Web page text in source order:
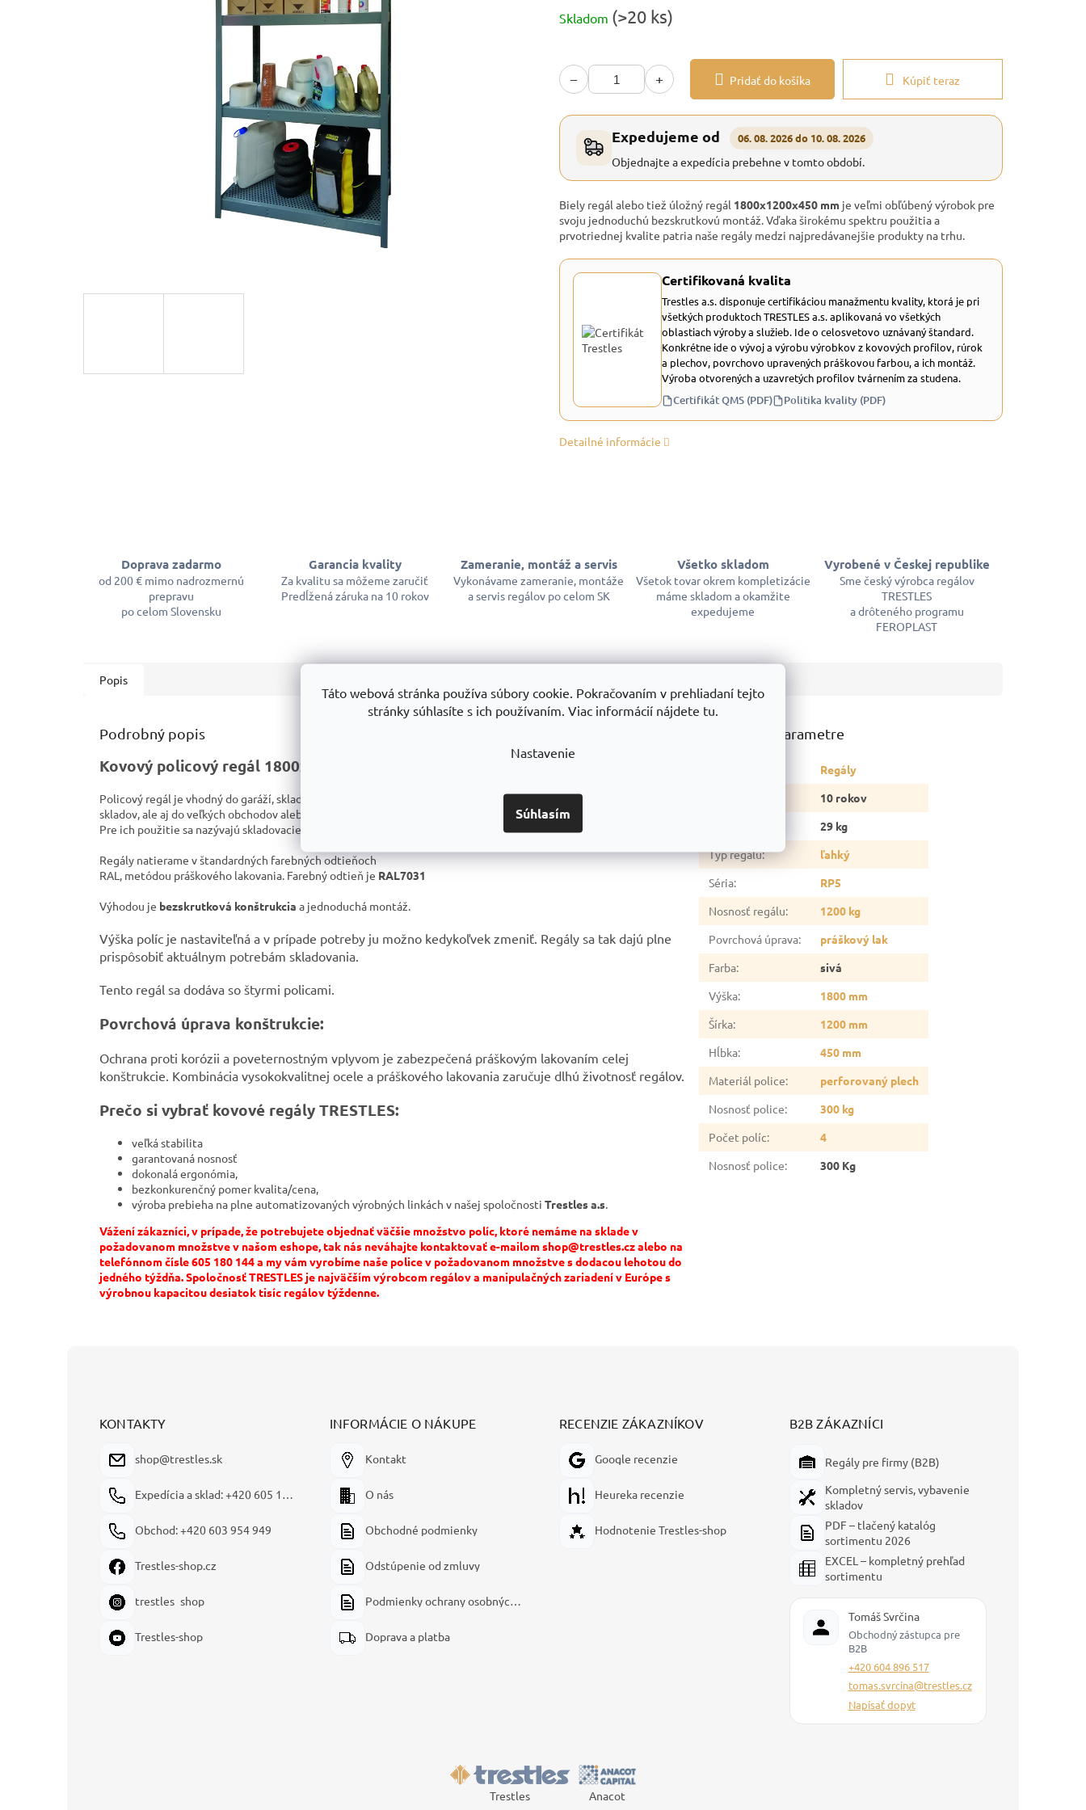
Táto webová stránka používa súbory cookie. Pokračovaním v prehliadaní tejto
stránky súhlasíte s ich používaním. Viac informácií nájdete tu.
Nastavenie
Súhlasím
cena:
Skladom (>20 ks)
− + Pridať do košíka Kúpiť teraz
Expedujeme od 06. 08. 2026 do 10. 08. 2026
Objednajte a expedícia prebehne v tomto období.
Biely regál alebo tiež úložný regál 1800x1200x450 mm je veľmi obľúbený výrobok pre
svoju jednoduchú bezskrutkovú montáž. Vďaka širokému spektru použitia a
prvotriednej kvalite patria naše regály medzi najpredávanejšie produkty na trhu.
Certifikovaná kvalita
Trestles a.s. disponuje certifikáciou manažmentu kvality, ktorá je pri
všetkých produktoch TRESTLES a.s. aplikovaná vo všetkých
oblastiach výroby a služieb. Ide o celosvetovo uznávaný štandard.
Konkrétne ide o vývoj a výrobu výrobkov z kovových profilov, rúrok
a plechov, povrchovo upravených práškovou farbou, a ich montáž.
Výroba otvorených a uzavretých profilov tvárnením za studena.
Certifikát QMS (PDF) Politika kvality (PDF)
Detailné informácie
Doprava zadarmo
od 200 € mimo nadrozmernú
prepravu
po celom Slovensku
Garancia kvality
Za kvalitu sa môžeme zaručiť
Predĺžená záruka na 10 rokov
Zameranie, montáž a servis
Vykonávame zameranie, montáže
a servis regálov po celom SK
Všetko skladom
Všetok tovar okrem kompletizácie
máme skladom a okamžite
expedujeme
Vyrobené v Českej republike
Sme český výrobca regálov
TRESTLES
a drôteného programu
FEROPLAST
Popis
Podrobný popis
Kovový policový regál 1800x1200x450 mm s nosnosťou 1200 kg
Policový regál je vhodný do garáží, skladov, obchodov, pivníc, dielní, archívov, kancelárií alebo aj do potravinových
skladov, ale aj do veľkých obchodov alebo priemyslu.
Pre ich použitie sa nazývajú skladovacie regály.
Regály natierame v štandardných farebných odtieňoch
RAL, metódou práškového lakovania. Farebný odtieň je RAL7031
Výhodou je bezskrutková konštrukcia a jednoduchá montáž.
Výška políc je nastaviteľná a v prípade potreby ju možno kedykoľvek zmeniť. Regály sa tak dajú plne
prispôsobiť aktuálnym potrebám skladovania.
Tento regál sa dodáva so štyrmi policami.
Povrchová úprava konštrukcie:
Ochrana proti korózii a poveternostným vplyvom je zabezpečená práškovým lakovaním celej
konštrukcie. Kombinácia vysokokvalitnej ocele a práškového lakovania zaručuje dlhú životnosť regálov.
Prečo si vybrať kovové regály TRESTLES:
veľká stabilita
garantovaná nosnosť
dokonalá ergonómia,
bezkonkurenčný pomer kvalita/cena,
výroba prebieha na plne automatizovaných výrobných linkách v našej spoločnosti Trestles a.s.
Vážení zákazníci, v prípade, že potrebujete objednať väčšie množstvo políc, ktoré nemáme na sklade v
požadovanom množstve v našom eshope, tak nás neváhajte kontaktovať e-mailom shop@trestles.cz alebo na
telefónnom čísle 605 180 144 a my vám vyrobíme naše police v požadovanom množstve s dodacou lehotou do
jedného týždňa. Spoločnosť TRESTLES je najväčším výrobcom regálov a manipulačných zariadení v Európe s
výrobnou kapacitou desiatok tisíc regálov týždenne.
Dodatočné parametre
Regály
10 rokov
29 kg
Typ regálu:
ľahký
Séria:
RP5
Nosnosť regálu:
1200 kg
Povrchová úprava:
práškový lak
Farba:
sivá
Výška:
1800 mm
Šírka:
1200 mm
Hĺbka:
450 mm
Materiál police:
perforovaný plech
Nosnosť police:
300 kg
Počet políc:
4
Nosnosť police: 300 Kg
KONTAKTY
shop@trestles.sk
Expedícia a sklad: +420 605 180 144
Obchod: +420 603 954 949
Trestles-shop.cz
trestles_shop
Trestles-shop
INFORMÁCIE O NÁKUPE
Kontakt
O nás
Obchodné podmienky
Odstúpenie od zmluvy
Podmienky ochrany osobných údajov
Doprava a platba
RECENZIE ZÁKAZNÍKOV
Google recenzie
Heureka recenzie
Hodnotenie Trestles-shop
B2B ZÁKAZNÍCI
Regály pre firmy (B2B)
Kompletný servis, vybavenie
skladov
PDF – tlačený katalóg
sortimentu 2026
EXCEL – kompletný prehľad
sortimentu
Tomáš Svrčina
Obchodný zástupca pre
B2B
+420 604 896 517
tomas.svrcina@trestles.cz
Napísať dopyt
Trestles Anacot